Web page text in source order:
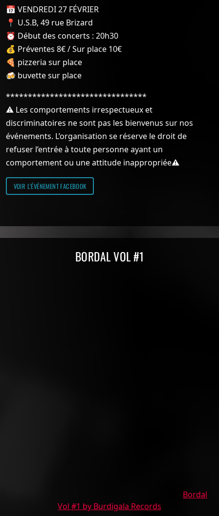
📅 VENDREDI 27 FÉVRIER
📍 U.S.B, 49 rue Brizard
⏰ Début des concerts : 20h30
💰 Préventes 8€ / Sur place 10€
🍕 pizzeria sur place
🍻 buvette sur place
********************************
⚠️ Les comportements irrespectueux et
discriminatoires ne sont pas les bienvenus sur nos
événements. L’organisation se réserve le droit de
refuser l’entrée à toute personne ayant un
comportement ou une attitude inappropriée⚠️
VOIR L'ÉVÉNEMENT FACEBOOK
BORDAL VOL #1
Bordal
Vol #1 by Burdigala Records